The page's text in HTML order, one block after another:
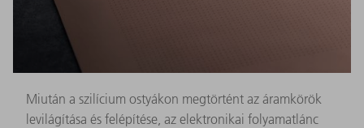
Miután a szilícium ostyákon megtörtént az áramkörök
levilágítása és felépítése, az elektronikai folyamatlánc